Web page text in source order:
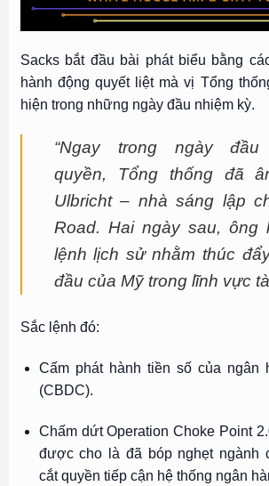
Sacks bắt đầu bài phát biểu bằng
hành động quyết liệt mà vị Tổng
hiện trong những ngày đầu nhiệm kỳ.
“Ngay trong ngày
quyền, Tổng thống đã
Ulbricht – nhà sáng lập
Road. Hai ngày sau, ông
lệnh lịch sử nhằm thúc
đầu của Mỹ trong lĩnh vực
Sắc lệnh đó:
Cấm phát hành tiền số của ngân
(CBDC).
Chấm dứt Operation Choke Point
được cho là đã bóp nghẹt ngành
cắt quyền tiếp cận hệ thống ngân